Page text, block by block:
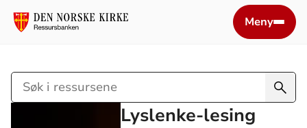
Meny
Søk
i
Lyslenke-lesing